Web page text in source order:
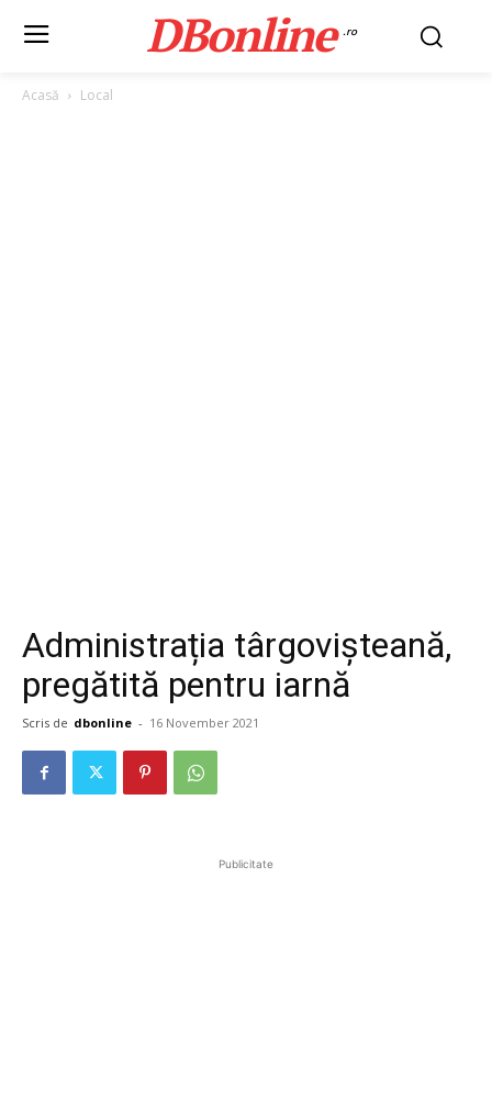
DBonline .ro
Acasă Local
Administrația târgovișteană,
pregătită pentru iarnă
Scris de dbonline - 16 November 2021
Publicitate